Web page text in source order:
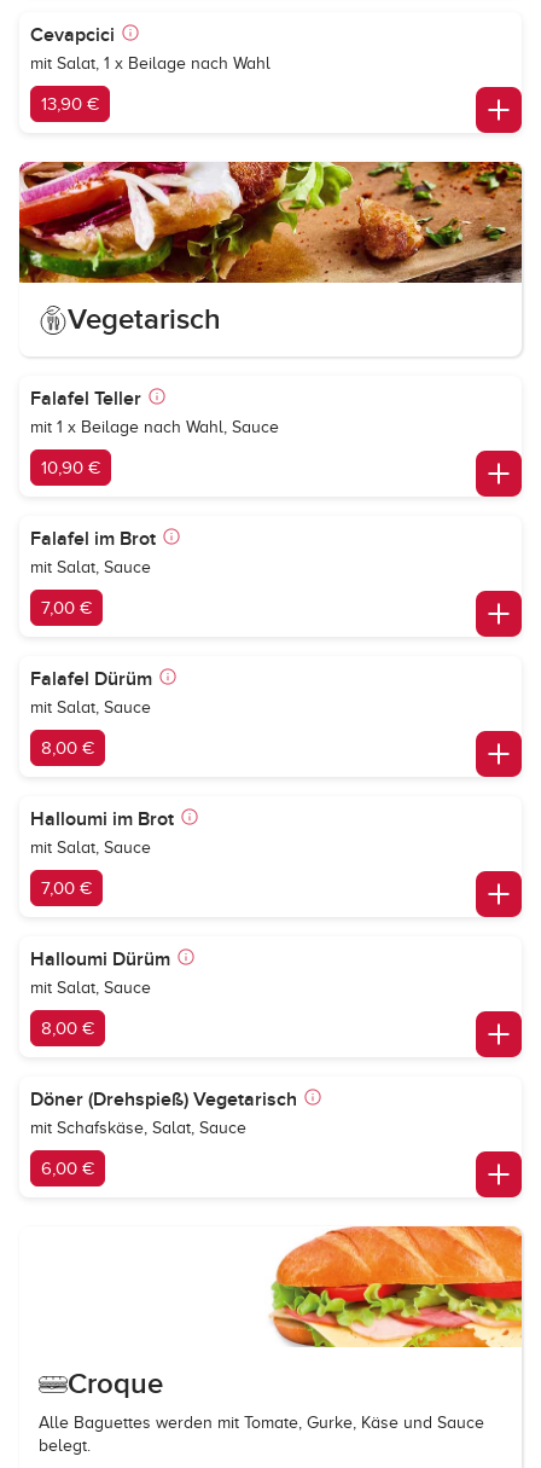
Cevapcici
mit Salat, 1 x Beilage nach Wahl
13,90 €
Vegetarisch
Falafel Teller
mit 1 x Beilage nach Wahl, Sauce
10,90 €
Falafel im Brot
mit Salat, Sauce
7,00 €
Falafel Dürüm
mit Salat, Sauce
8,00 €
Halloumi im Brot
mit Salat, Sauce
7,00 €
Halloumi Dürüm
mit Salat, Sauce
8,00 €
Döner (Drehspieß) Vegetarisch
mit Schafskäse, Salat, Sauce
6,00 €
Croque
Alle Baguettes werden mit Tomate, Gurke, Käse und Sauce
belegt.